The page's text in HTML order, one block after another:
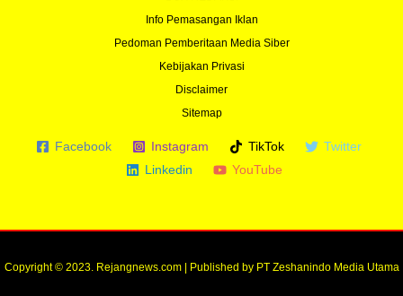
Info Pemasangan Iklan
Pedoman Pemberitaan Media Siber
Kebijakan Privasi
Disclaimer
Sitemap
Facebook Instagram TikTok
Twitter
Linkedin
YouTube
Copyright © 2023. Rejangnews.com | Published by PT Zeshanindo Media Utama